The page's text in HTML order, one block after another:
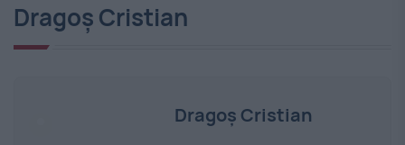
-
Evenimentul
Dragoș Cristian
Dragoș Cristian